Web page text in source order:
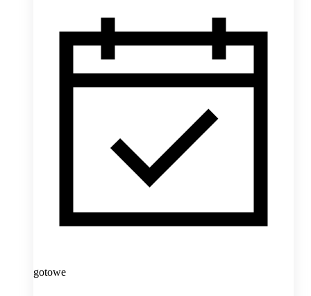
gotowe